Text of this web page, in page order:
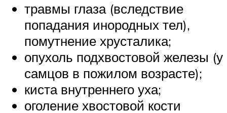
травмы глаза (вследствие
попадания инородных тел),
помутнение хрусталика;
опухоль подхвостовой железы (у
самцов в пожилом возрасте);
киста внутреннего уха;
оголение хвостовой кости